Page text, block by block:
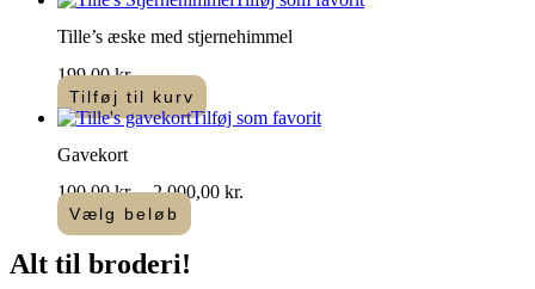
Tille’s æske med stjernehimmel
199,00kr.
Tilføj til kurv
Tilføj som favorit
Gavekort
100,00kr. – 2.000,00 kr.
Vælg beløb
Dette
vare
har
Alt til broderi!​